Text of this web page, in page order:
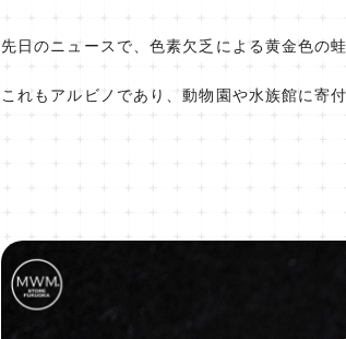
先日のニュースで、色素欠乏による黄金色の
これもアルビノであり、動物園や水族館に寄